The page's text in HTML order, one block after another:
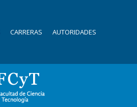
CARRERAS AUTORIDADES